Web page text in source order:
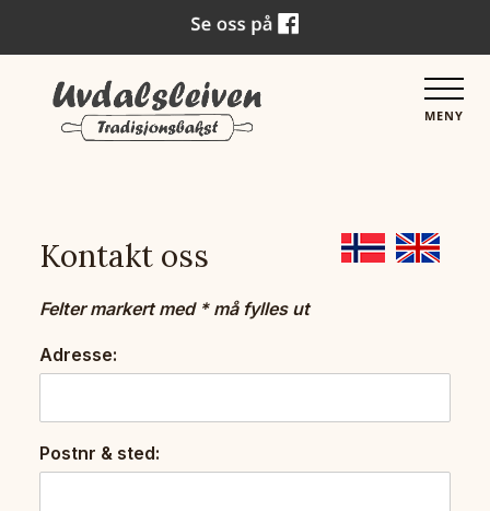
MENY
Kontakt oss
Felter markert med * må fylles ut
Adresse:
Postnr & sted: